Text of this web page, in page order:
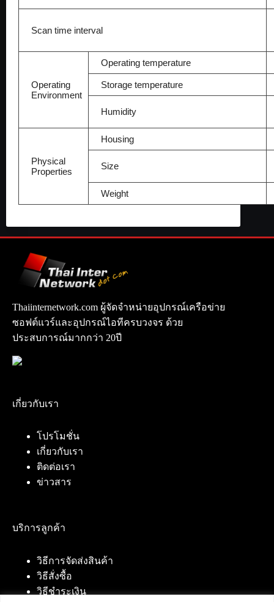
Scan time interval
Operating
Environment
Operating temperature
Storage temperature
Humidity
Physical
Properties
Housing
Size
Weight
Thaiinternetwork.com ผู้จัดจำหน่ายอุปกรณ์เครือข่าย
ซอฟต์แวร์และอุปกรณ์ไอทีครบวงจร ด้วย
ประสบการณ์มากกว่า 20ปี
เกี่ยวกับเรา
โปรโมชั่น
เกี่ยวกับเรา
ติดต่อเรา
ข่าวสาร
บริการลูกค้า
วิธีการจัดส่งสินค้า
วิธีสั่งซื้อ
วิธีชำระเงิน